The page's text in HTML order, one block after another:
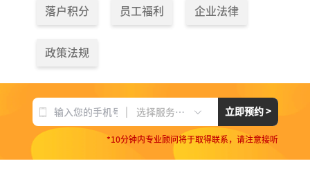
落户积分 员工福利 企业法律
政策法规
选择服务项目 立即预约 >
*10分钟内专业顾问将于取得联系，请注意接听